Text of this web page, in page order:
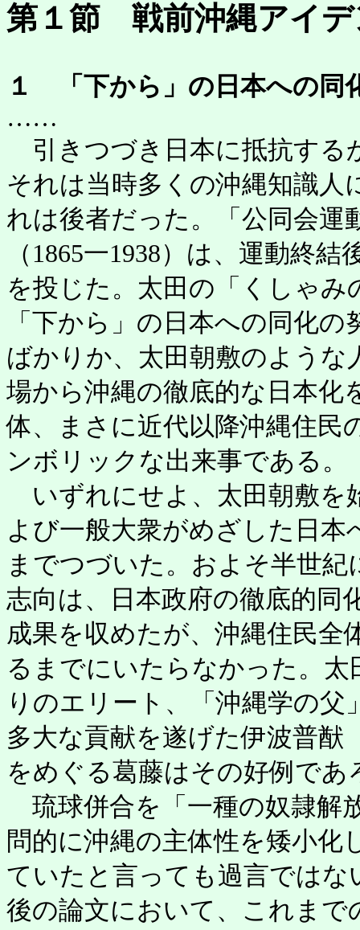
第１節 戦前沖縄アイデ
１ 「下から」の日本への同
……
引きつづき日本に抵抗する
それは当時多くの沖縄知識人
れは後者だった。「公同会運
（1865一1938）は、運動終
を投じた。太田の「くしゃ
「下から」の日本への同化
ばかりか、太田朝敷のような
場から沖縄の徹底的な日本化
体、まさに近代以降沖縄住民
ンボリックな出来事である。
いずれにせよ、太田朝敷を
よび一般大衆がめざした日本
までつづいた。およそ半世
志向は、日本政府の徹底的同
成果を収めたが、沖縄住民全
るまでにいたらなかった。
りのエリート、「沖縄学の
多大な貢献を遂げた伊波普猷
をめぐる葛藤はその好例であ
琉球併合を「一種の奴隷解
問的に沖縄の主体性を矮小化
ていたと言っても過言ではな
後の論文において、これまで